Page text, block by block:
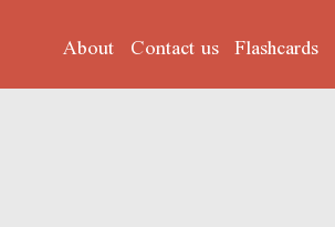
About Contact us Flashcards